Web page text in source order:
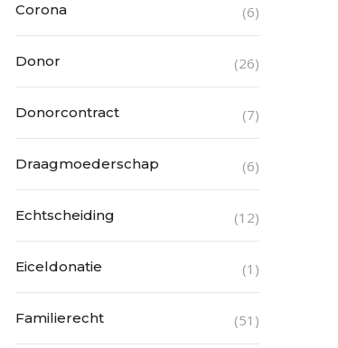
Corona (6)
Donor (26)
Donorcontract (7)
Draagmoederschap (6)
Echtscheiding (12)
Eiceldonatie (1)
Familierecht (51)